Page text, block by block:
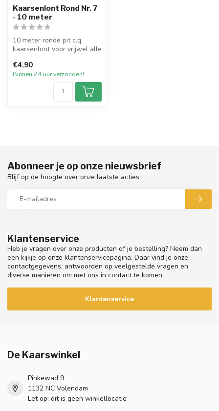
Kaarsenlont Rond Nr. 7
- 10 meter
10 meter ronde pit c.q.
kaarsenlont voor vrijwel alle
gietkaars...
€4,90
Binnen 24 uur verzonden!
Klantenservice
Heb je vragen over onze producten of je bestelling? Neem dan
een kijkje op onze klantenservicepagina. Daar vind je onze
contactgegevens, antwoorden op veelgestelde vragen en
diverse manieren om met ons in contact te komen.
Klantenservice
Abonneer je op onze nieuwsbrief
Blijf op de hoogte over onze laatste acties
De Kaarswinkel
Pinkewad 9
1132 NC Volendam
Let op: dit is geen winkellocatie